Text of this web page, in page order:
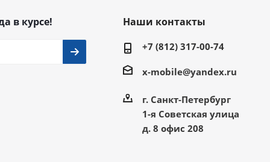
в курсе! Наши контакты
+7 (812) 317-00-74
x-mobile@yandex.ru
г. Санкт-Петербург
1-я Советская улица
д. 8 офис 208